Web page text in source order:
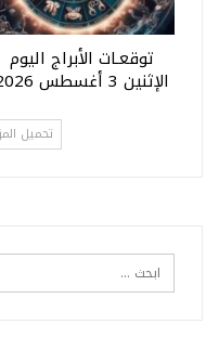
توقعـات الأبراج اليوم
الإثنين 3 أغسطس 2026
تحميل